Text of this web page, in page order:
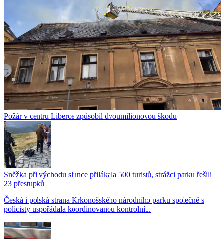
Požár v centru Liberce způsobil dvoumilionovou škodu
Sněžka při východu slunce přilákala 500 turistů, strážci parku řešili
23 přestupků
Česká i polská strana Krkonošského národního parku společně s
policisty uspořádala koordinovanou kontrolní...